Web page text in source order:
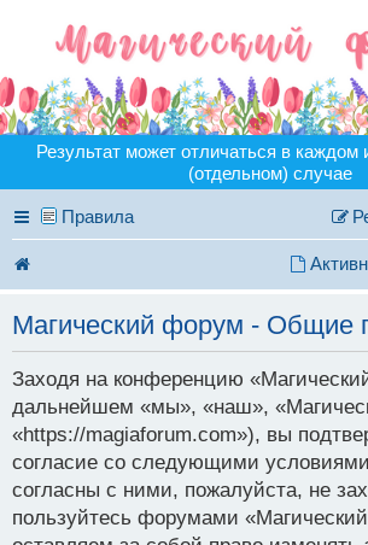
Результат может отличаться в
(отдельном) случае
Правила
Магический форум - Общие
Заходя на конференцию
дальнейшем «мы», «наш»,
«https://magiaforum.com»), вы
согласие со следующими
согласны с ними, пожалуйста, не
пользуйтесь форумами